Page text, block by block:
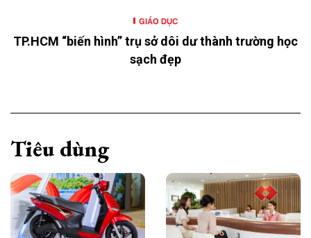
GIÁO DỤC
TP.HCM “biến hình” trụ sở dôi dư thành trường học
sạch đẹp
Tiêu dùng